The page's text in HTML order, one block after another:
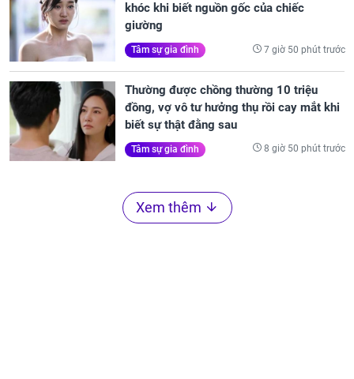
khóc khi biết nguồn gốc của chiếc
giường
Tâm sự gia đình 7 giờ 50 phút trước
Thường được chồng thường 10 triệu
đồng, vợ vô tư hưởng thụ rồi cay mắt khi
biết sự thật đằng sau
Tâm sự gia đình 8 giờ 50 phút trước
Xem thêm